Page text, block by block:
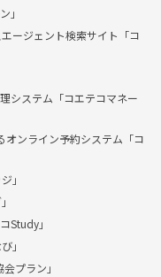
」
ージェント検索サイト「コ
システム「コエテコマネー
ンライン予約システム「コ
」
Study」
」
プラン」